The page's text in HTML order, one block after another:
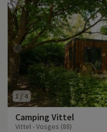
1 / 4
Camping Vittel
Vittel - Vosges (88)